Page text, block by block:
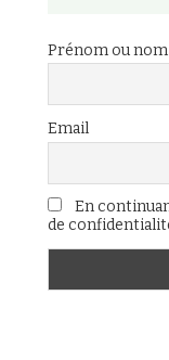
Prénom ou
Email
En
de